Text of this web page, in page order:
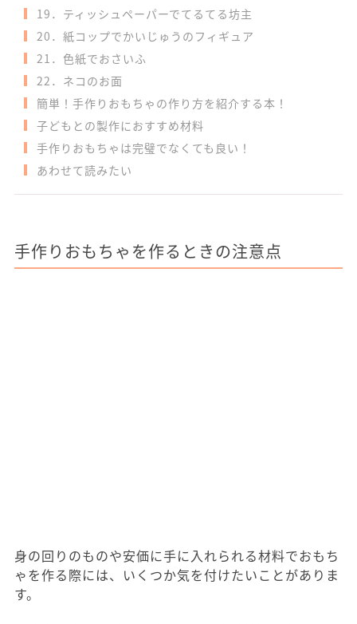
19．ティッシュペーパーでてるてる坊主
20．紙コップでかいじゅうのフィギュア
21．色紙でおさいふ
22．ネコのお面
簡単！手作りおもちゃの作り方を紹介する本！
子どもとの製作におすすめ材料
手作りおもちゃは完璧でなくても良い！
あわせて読みたい
手作りおもちゃを作るときの注意点
身の回りのものや安価に手に入れられる材料でおもち
ゃを作る際には、いくつか気を付けたいことがありま
す。